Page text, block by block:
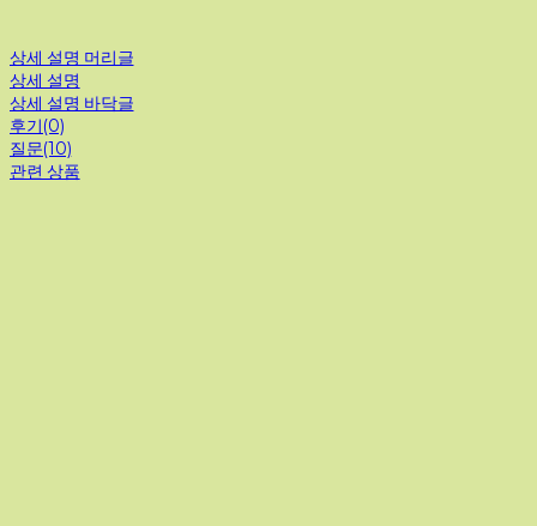
상세 설명 머리글
상세 설명
상세 설명 바닥글
후기(0)
질문(10)
관련 상품